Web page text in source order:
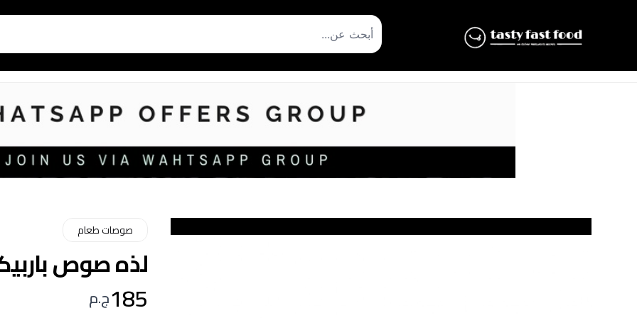
صوصات طعام
لذه صوص باربيكيو
185ج.م